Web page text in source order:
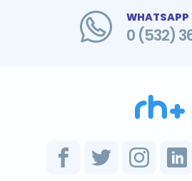
WHATSAPP
0 (532)